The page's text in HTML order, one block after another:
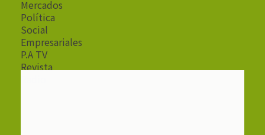
Mercados
Política
Social
Empresariales
P.A TV
Revista